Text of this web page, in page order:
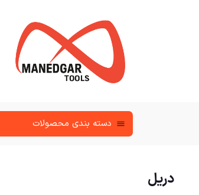
دسته‌ بندی محصولات
دریل